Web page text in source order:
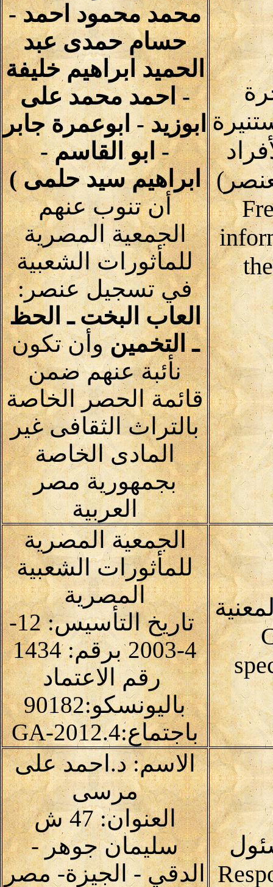
محمد محمود احمد -
حسام حمدى عبد
الحميد ابراهيم خليفة
- احمد محمد على
ابوزيد - ابوعمرة جابر
- ابو القاسم -
ابراهيم سيد حلمى )
أن تنوب عنهم
الجمعية المصرية
للمأثورات الشعبية
في تسجيل عنصر:
العاب البخت ـ الحظ
ـ التخمينوأن تكون
نأئبة عنهم ضمن
قائمة الحصر الخاصة
بالتراث الثقافى غير
المادى الخاصة
بجمهورية مصر
العربية
الجمعية المصرية
للمأثورات الشعبية
المصرية
تاريخ التأسيس: 12-
4-2003 برقم: 1434
رقم الاعتماد
باليونسكو:90182
باجتماع:4.GA-2012
الاسم: د.احمد على
مرسى
العنوان: 47 ش
سليمان جوهر -
الدقي - الجيزة- مصر